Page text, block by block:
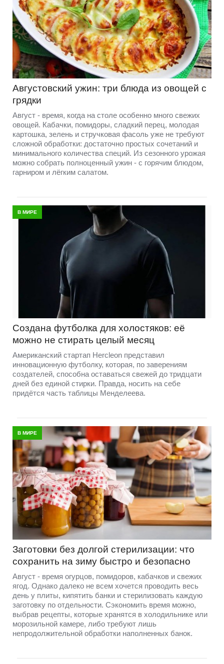
Августовский ужин: три блюда из овощей с
грядки
Август - время, когда на столе особенно много свежих
овощей. Кабачки, помидоры, сладкий перец, молодая
картошка, зелень и стручковая фасоль уже не требуют
сложной обработки: достаточно простых сочетаний и
минимального количества специй. Из сезонного урожая
можно собрать полноценный ужин - с горячим блюдом,
гарниром и лёгким салатом.
В МИРЕ
Создана футболка для холостяков: её
можно не стирать целый месяц
Американский стартап Hercleon представил
инновационную футболку, которая, по заверениям
создателей, способна оставаться свежей до тридцати
дней без единой стирки. Правда, носить на себе
придётся часть таблицы Менделеева.
В МИРЕ
Заготовки без долгой стерилизации: что
сохранить на зиму быстро и безопасно
Август - время огурцов, помидоров, кабачков и свежих
ягод. Однако далеко не всем хочется проводить весь
день у плиты, кипятить банки и стерилизовать каждую
заготовку по отдельности. Сэкономить время можно,
выбрав рецепты, которые хранятся в холодильнике или
морозильной камере, либо требуют лишь
непродолжительной обработки наполненных банок.